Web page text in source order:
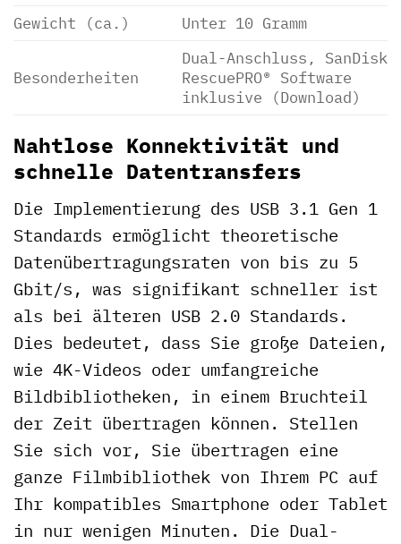
Gewicht (ca.)
Unter 10 Gramm
Besonderheiten
Dual-Anschluss, SanDisk
RescuePRO® Software
inklusive (Download)
Nahtlose Konnektivität und
schnelle Datentransfers
Die Implementierung des USB 3.1 Gen 1
Standards ermöglicht theoretische
Datenübertragungsraten von bis zu 5
Gbit/s, was signifikant schneller ist
als bei älteren USB 2.0 Standards.
Dies bedeutet, dass Sie große Dateien,
wie 4K-Videos oder umfangreiche
Bildbibliotheken, in einem Bruchteil
der Zeit übertragen können. Stellen
Sie sich vor, Sie übertragen eine
ganze Filmbibliothek von Ihrem PC auf
Ihr kompatibles Smartphone oder Tablet
in nur wenigen Minuten. Die Dual-